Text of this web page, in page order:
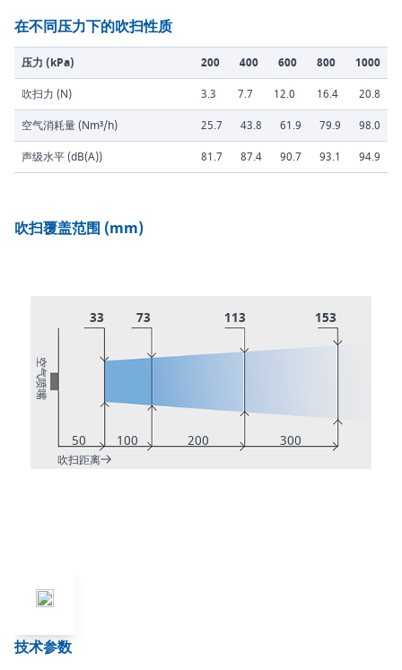
在不同压力下的吹扫性质
压力 (kPa) 200 400 600 800
1000
吹扫力 (N)
3.3 7.7 12.0 16.4
20.8
空气消耗量 (Nm³/h)
25.7 43.8 61.9 79.9
98.0
声级水平 (dB(A))
81.7 87.4 90.7 93.1 94.9
吹扫覆盖范围 (mm)
空气喷嘴
吹扫距离
33 73 113 153
50 100 200 300
技术参数